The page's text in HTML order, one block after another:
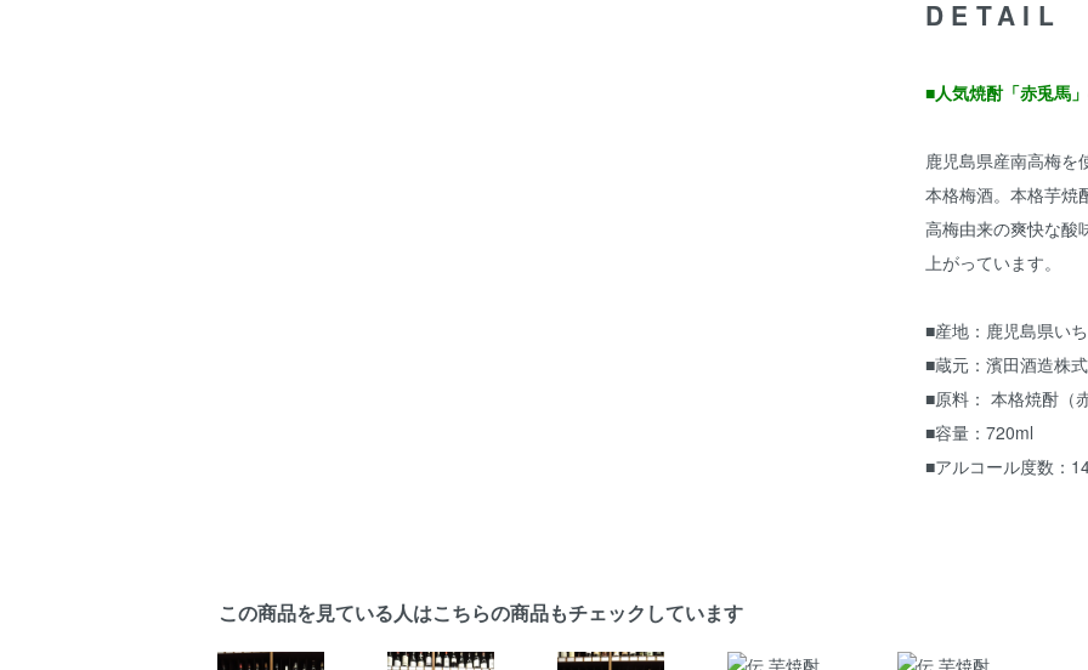
DETAIL
■人気焼酎「赤兎馬
鹿児島県産南高梅を
本格梅酒。本格芋焼
高梅由来の爽快な酸
上がっています。
■産地：鹿児島県い
■蔵元：濱田酒造株
■原料： 本格焼酎（
■容量：720ml
■アルコール度数：
この商品を見ている人はこちらの商品もチェックしています